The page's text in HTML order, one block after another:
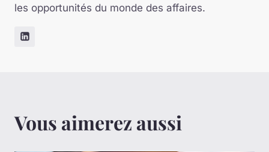
les opportunités du monde des affaires.
Vous aimerez aussi